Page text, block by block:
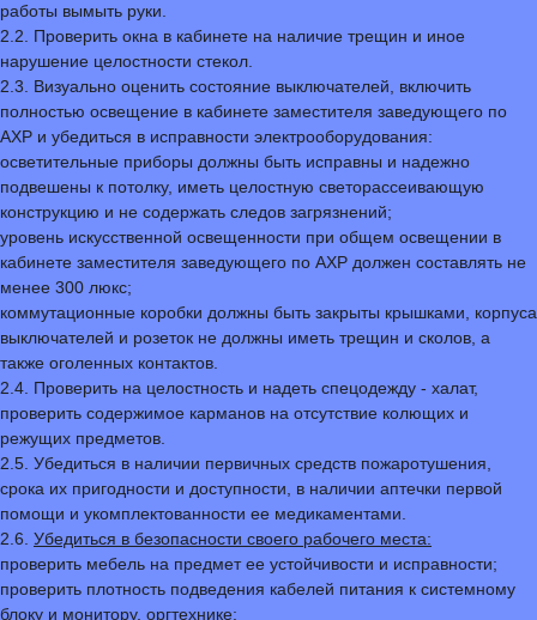
работы вымыть руки.
2.2. Проверить окна в кабинете на наличие трещин и иное
нарушение целостности стекол.
2.3. Визуально оценить состояние выключателей, включить
полностью освещение в кабинете заместителя заведующего по
АХР и убедиться в исправности электрооборудования:
осветительные приборы должны быть исправны и надежно
подвешены к потолку, иметь целостную светорассеивающую
конструкцию и не содержать следов загрязнений;
уровень искусственной освещенности при общем освещении в
кабинете заместителя заведующего по АХР должен составлять не
менее 300 люкс;
коммутационные коробки должны быть закрыты крышками, корпуса
выключателей и розеток не должны иметь трещин и сколов, а
также оголенных контактов.
2.4. Проверить на целостность и надеть спецодежду - халат,
проверить содержимое карманов на отсутствие колющих и
режущих предметов.
2.5. Убедиться в наличии первичных средств пожаротушения,
срока их пригодности и доступности, в наличии аптечки первой
помощи и укомплектованности ее медикаментами.
2.6. Убедиться в безопасности своего рабочего места:
проверить мебель на предмет ее устойчивости и исправности;
проверить плотность подведения кабелей питания к системному
блоку и монитору, оргтехнике;